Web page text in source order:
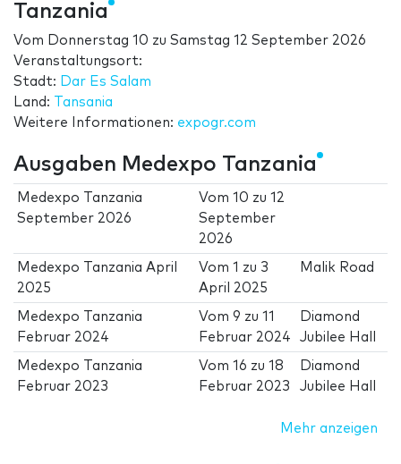
Tanzania
Vom Donnerstag 10 zu Samstag 12 September 2026
Veranstaltungsort:
Stadt: Dar Es Salam
Land:
Tansania
Weitere Informationen: expogr.com
Ausgaben Medexpo Tanzania
Medexpo Tanzania
September 2026
Vom10 zu12
September
2026
Medexpo Tanzania April
2025
Vom1 zu 3
April 2025
Malik Road
Medexpo Tanzania
Februar 2024
Vom9 zu11
Februar 2024
Diamond
Jubilee Hall
Medexpo Tanzania
Februar 2023
Vom16 zu18
Februar 2023
Diamond
Jubilee Hall
Mehr anzeigen